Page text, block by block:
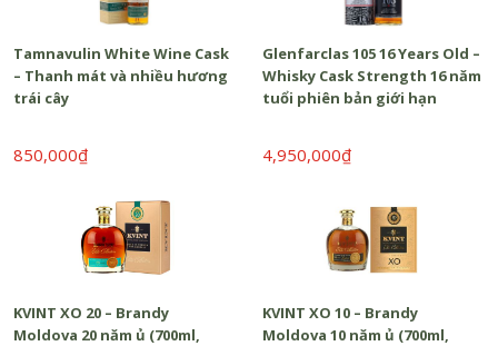
Tamnavulin White Wine Cask
– Thanh mát và nhiều hương
trái cây
850,000₫
Glenfarclas 105 16 Years Old –
Whisky Cask Strength 16 năm
tuổi phiên bản giới hạn
4,950,000₫
KVINT XO 20 – Brandy
Moldova 20 năm ủ (700ml,
KVINT XO 10 – Brandy
Moldova 10 năm ủ (700ml,